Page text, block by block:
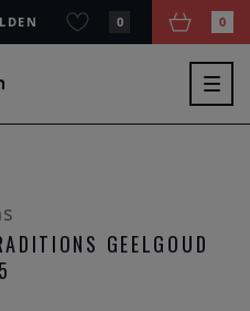
0 0
GEELGOUD